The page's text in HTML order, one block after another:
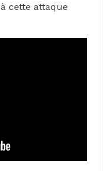
à cette attaque